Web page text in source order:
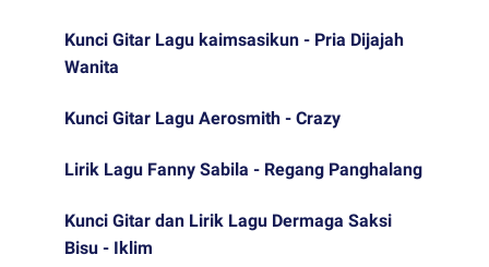
Kunci Gitar Lagu kaimsasikun - Pria Dijajah
Wanita
Kunci Gitar Lagu Aerosmith - Crazy
Lirik Lagu Fanny Sabila - Regang Panghalang
Kunci Gitar dan Lirik Lagu Dermaga Saksi
Bisu - Iklim